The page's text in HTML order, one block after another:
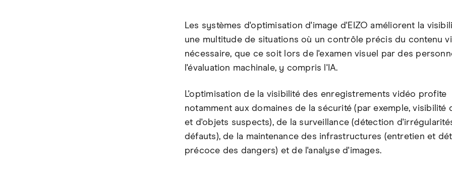
Les systèmes d'optimisation d'image d'EIZO améliorent la
une multitude de situations où un contrôle précis du contenu
nécessaire, que ce soit lors de l'examen visuel par des
l'évaluation machinale, y compris l'IA.
L'optimisation de la visibilité des enregistrements vidéo profite
notamment aux domaines de la sécurité (par exemple, visibilité
et d'objets suspects), de la surveillance (détection
défauts), de la maintenance des infrastructures (entretien et
précoce des dangers) et de l'analyse d'images.